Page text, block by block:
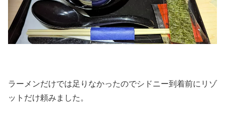
ラーメンだけでは足りなかったのでシドニー到着前にリゾ
ットだけ頼みました。